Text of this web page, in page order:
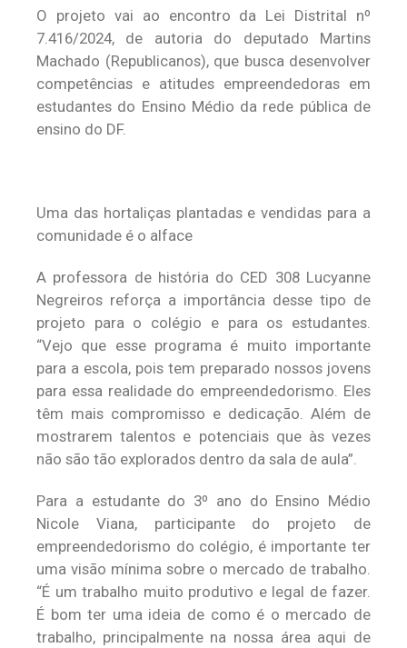
O projeto vai ao encontro da Lei Distrital nº
7.416/2024, de autoria do deputado Martins
Machado (Republicanos), que busca desenvolver
competências e atitudes empreendedoras em
estudantes do Ensino Médio da rede pública de
ensino do DF.
Uma das hortaliças plantadas e vendidas para a
comunidade é o alface
A professora de história do CED 308 Lucyanne
Negreiros reforça a importância desse tipo de
projeto para o colégio e para os estudantes.
“Vejo que esse programa é muito importante
para a escola, pois tem preparado nossos jovens
para essa realidade do empreendedorismo. Eles
têm mais compromisso e dedicação. Além de
mostrarem talentos e potenciais que às vezes
não são tão explorados dentro da sala de aula”.
Para a estudante do 3º ano do Ensino Médio
Nicole Viana, participante do projeto de
empreendedorismo do colégio, é importante ter
uma visão mínima sobre o mercado de trabalho.
“É um trabalho muito produtivo e legal de fazer.
É bom ter uma ideia de como é o mercado de
trabalho, principalmente na nossa área aqui de